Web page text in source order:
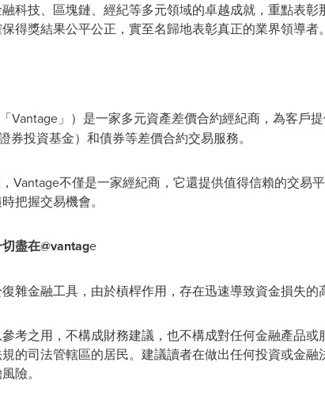
科技、區塊鏈、經紀等多元領域的卓越成就，重點表
得獎結果公平公正，實至名歸地表彰真正的業界領導者。
「Vantage」）是一家多元資產差價合約經紀商，為客戶
券投資基金）和債券等差價合約交易服務。
Vantage不僅是一家經紀商，它還提供值得信賴的交易
把握交易機會。
盡在@vantage
雜金融工具，由於槓桿作用，存在迅速導致資金損失的
考之用，不構成財務建議，也不構成對任何金融產品
的司法管轄區的居民。建議讀者在做出任何投資或金
險。